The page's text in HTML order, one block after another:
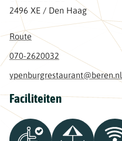
2496 XE / Den Haag
Route
070-2620032
ypenburgrestaurant@beren.nl
Faciliteiten